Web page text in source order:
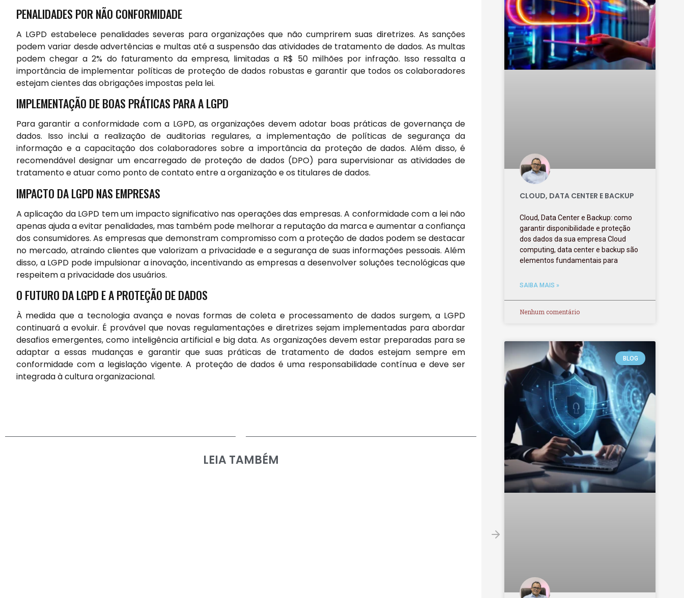
PENALIDADES POR NÃO CONFORMIDADE
A LGPD estabelece penalidades severas para organizações que não cumprirem suas diretrizes. As sanções
podem variar desde advertências e multas até a suspensão das atividades de tratamento de dados. As multas
podem chegar a 2% do faturamento da empresa, limitadas a R$ 50 milhões por infração. Isso ressalta a
importância de implementar políticas de proteção de dados robustas e garantir que todos os colaboradores
estejam cientes das obrigações impostas pela lei.
IMPLEMENTAÇÃO DE BOAS PRÁTICAS PARA A LGPD
Para garantir a conformidade com a LGPD, as organizações devem adotar boas práticas de governança de
dados. Isso inclui a realização de auditorias regulares, a implementação de políticas de segurança da
informação e a capacitação dos colaboradores sobre a importância da proteção de dados. Além disso, é
recomendável designar um encarregado de proteção de dados (DPO) para supervisionar as atividades de
tratamento e atuar como ponto de contato entre a organização e os titulares de dados.
IMPACTO DA LGPD NAS EMPRESAS
A aplicação da LGPD tem um impacto significativo nas operações das empresas. A conformidade com a lei não
apenas ajuda a evitar penalidades, mas também pode melhorar a reputação da marca e aumentar a confiança
dos consumidores. As empresas que demonstram compromisso com a proteção de dados podem se destacar
no mercado, atraindo clientes que valorizam a privacidade e a segurança de suas informações pessoais. Além
disso, a LGPD pode impulsionar a inovação, incentivando as empresas a desenvolver soluções tecnológicas que
respeitem a privacidade dos usuários.
O FUTURO DA LGPD E A PROTEÇÃO DE DADOS
À medida que a tecnologia avança e novas formas de coleta e processamento de dados surgem, a LGPD
continuará a evoluir. É provável que novas regulamentações e diretrizes sejam implementadas para abordar
desafios emergentes, como inteligência artificial e big data. As organizações devem estar preparadas para se
adaptar a essas mudanças e garantir que suas práticas de tratamento de dados estejam sempre em
conformidade com a legislação vigente. A proteção de dados é uma responsabilidade contínua e deve ser
integrada à cultura organizacional.
LEIA TAMBÉM
CLOUD, DATA CENTER E BACKUP
Cloud, Data Center e Backup: como
garantir disponibilidade e proteção
dos dados da sua empresa Cloud
computing, data center e backup são
elementos fundamentais para
SAIBA MAIS »
Nenhum comentário
BLOG